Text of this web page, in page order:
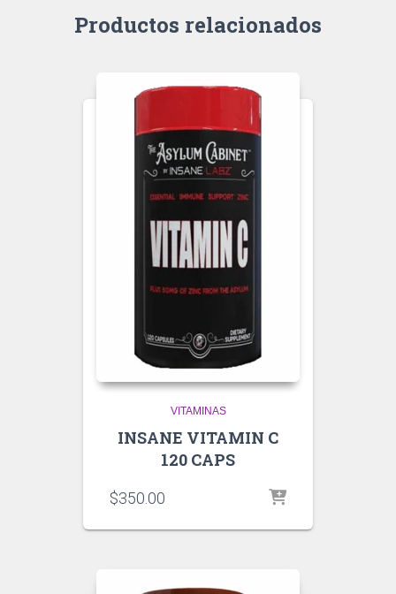
Productos relacionados
VITAMINAS
INSANE VITAMIN C
120 CAPS
$350.00